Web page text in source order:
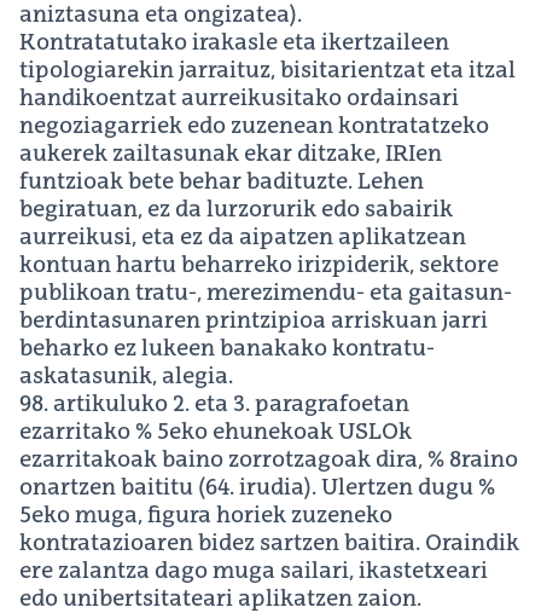
aniztasuna eta ongizatea).
Kontratatutako irakasle eta ikertzaileen
tipologiarekin jarraituz, bisitarientzat eta itzal
handikoentzat aurreikusitako ordainsari
negoziagarriek edo zuzenean kontratatzeko
aukerek zailtasunak ekar ditzake, IRIen
funtzioak bete behar badituzte. Lehen
begiratuan, ez da lurzorurik edo sabairik
aurreikusi, eta ez da aipatzen aplikatzean
kontuan hartu beharreko irizpiderik, sektore
publikoan tratu-, merezimendu- eta gaitasun-
berdintasunaren printzipioa arriskuan jarri
beharko ez lukeen banakako kontratu-
askatasunik, alegia.
98. artikuluko 2. eta 3. paragrafoetan
ezarritako % 5eko ehunekoak USLOk
ezarritakoak baino zorrotzagoak dira, % 8raino
onartzen baititu (64. irudia). Ulertzen dugu %
5eko muga, figura horiek zuzeneko
kontratazioaren bidez sartzen baitira. Oraindik
ere zalantza dago muga sailari, ikastetxeari
edo unibertsitateari aplikatzen zaion.